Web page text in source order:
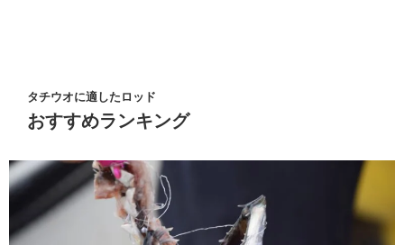
タチウオに適したロッド
おすすめランキング